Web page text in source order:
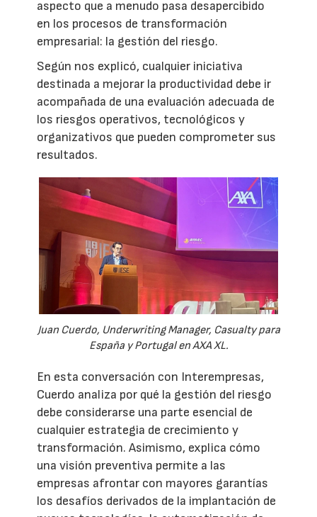
aspecto que a menudo pasa desapercibido
en los procesos de transformación
empresarial: la gestión del riesgo.
Según nos explicó, cualquier iniciativa
destinada a mejorar la productividad debe ir
acompañada de una evaluación adecuada de
los riesgos operativos, tecnológicos y
organizativos que pueden comprometer sus
resultados.
Juan Cuerdo, Underwriting Manager, Casualty para
España y Portugal en AXA XL.
En esta conversación con Interempresas,
Cuerdo analiza por qué la gestión del riesgo
debe considerarse una parte esencial de
cualquier estrategia de crecimiento y
transformación. Asimismo, explica cómo
una visión preventiva permite a las
empresas afrontar con mayores garantías
los desafíos derivados de la implantación de